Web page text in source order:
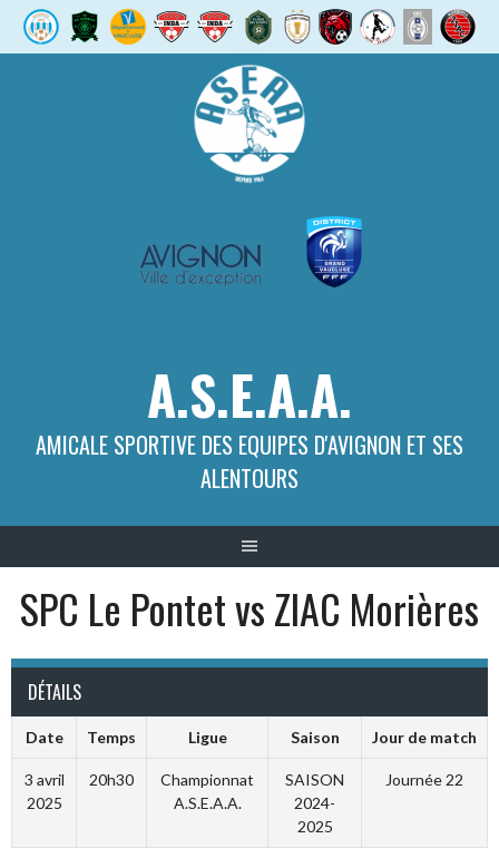
A.S.E.A.A.
AMICALE SPORTIVE DES EQUIPES D'AVIGNON ET SES
ALENTOURS
SPC Le Pontet vs ZIAC Morières
DÉTAILS
Date Temps Ligue Saison Jour de match
3 avril
2025
20h30
Championnat
A.S.E.A.A.
SAISON
2024-
2025
Journée 22